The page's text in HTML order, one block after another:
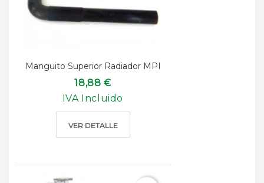
Manguito Superior Radiador MPI
18,88 €
IVA Incluido
VER DETALLE